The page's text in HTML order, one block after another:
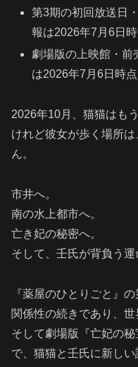
第3期の初回放送日
報は2026年7月6日
劇場版の上映館・前
は2026年7月6日時
2026年10月、猫猫はも
けれど彼女が歩く場所
ん。
市井へ。
南の水上都市へ。
亡き妃の秘密へ。
そして、壬氏が背負う運
『薬屋のひとりごと』
関係性の続きであり、世
そして劇場版『亡妃の
で、猫猫と壬氏に新しい